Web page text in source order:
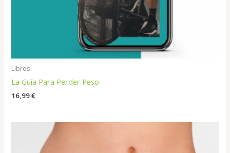
Libros
La Guía Para Perder Peso
16,99€